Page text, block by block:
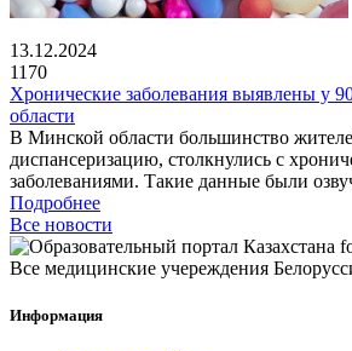
13.12.2024
1170
Хронические заболевания выявлены у
области
В Минской области большинство
диспансеризацию, столкнулись с
заболеваниями. Такие данные были
Подробнее
Все новости
Все медицинские учереждения
Информация